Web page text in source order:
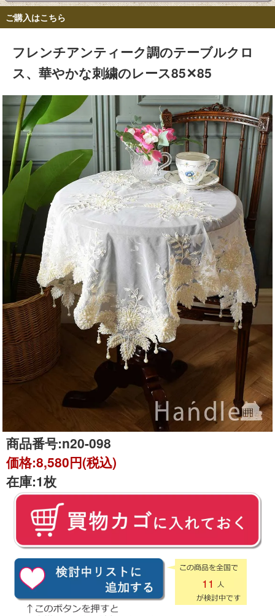
ご購入はこちら
フレンチアンティーク調のテーブルクロ
ス、華やかな刺繍のレース85✕85
商品番号:n20-098
価格:8,580円(税込)
在庫:1枚
11